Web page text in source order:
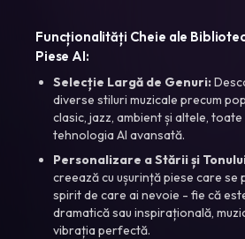
Funcționalități Cheie ale
Piese AI:
Selecție Largă de Genuri:
diverse stiluri muzicale precum
clasic, jazz, ambient și altele,
tehnologia AI avansată.
Personalizare a Stării și
creează cu ușurință piese care se
spirit de care ai nevoie - fie că
dramatică sau inspirațională,
vibrația perfectă.